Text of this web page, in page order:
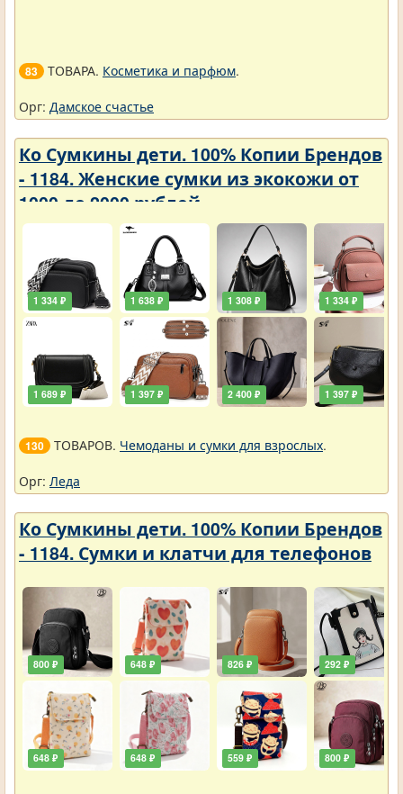
83 ТОВАРА. Косметика и парфюм.
Орг: Дамское счастье
Ко Сумкины дети. 100% Копии Брендов
- 1184. Женские сумки из экокожи от
1000 до 2000 рублей
1 334 ₽
1 689 ₽
1 638 ₽
1 397 ₽
1 308 ₽
2 400 ₽
1 334 ₽
1 397 ₽
130 ТОВАРОВ. Чемоданы и сумки для взрослых.
Орг: Леда
Ко Сумкины дети. 100% Копии Брендов
- 1184. Сумки и клатчи для телефонов
800 ₽
648 ₽
648 ₽
648 ₽
826 ₽
559 ₽
292 ₽
800 ₽